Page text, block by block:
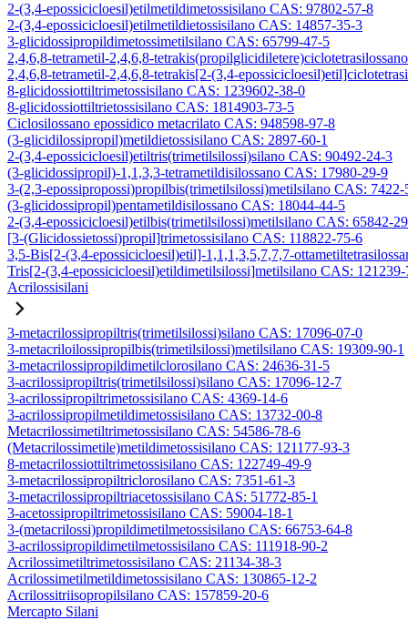
2-(3,4-epossicicloesil)etilmetildimetossisilano CAS: 97802-57-8
2-(3,4-epossicicloesil)etilmetildietossisilano CAS: 14857-35-3
3-glicidossipropildimetossimetilsilano CAS: 65799-47-5
2,4,6,8-tetrametil-2,4,6,8-
2,4,6,8-tetrametil-2,4,6,8-tetrakis[2-(3,4-
8-glicidossiottiltrimetossisilano CAS: 1239602-38-0
8-glicidossiottiltrietossisilano CAS: 1814903-73-5
Ciclosilossano epossidico metacrilato CAS: 948598-97-8
(3-glicidilossipropil)metildietossisilano CAS: 2897-60-1
2-(3,4-epossicicloesil)etiltris(trimetilsilossi)silano CAS: 90492-24-3
(3-glicidossipropil)-1,1,3,3-tetrametildisilossano CAS: 17980-29-9
3-(2,3-epossipropossi)propilbis(trimetilsilossi)metilsilano CAS: 7422-
(3-glicidossipropil)pentametildisilossano CAS: 18044-44-5
2-(3,4-epossicicloesil)etilbis(trimetilsilossi)metilsilano CAS: 65842-
[3-(Glicidossietossi)propil]trimetossisilano CAS: 118822-75-6
3,5-Bis[2-(3,4-epossicicloesil)etil]-1,1,1,3,5,7,7,7-
Tris[2-(3,4-epossicicloesil)etildimetilsilossi]metilsilano CAS: 121239-
Acrilossisilani
3-metacrilossipropiltris(trimetilsilossi)silano CAS: 17096-07-0
3-metacriloilossipropilbis(trimetilsilossi)metilsilano CAS: 19309-90-1
3-metacrilossipropildimetilclorosilano CAS: 24636-31-5
3-acrilossipropiltris(trimetilsilossi)silano CAS: 17096-12-7
3-acrilossipropiltrimetossisilano CAS: 4369-14-6
3-acrilossipropilmetildimetossisilano CAS: 13732-00-8
Metacrilossimetiltrimetossisilano CAS: 54586-78-6
(Metacrilossimetile)metildimetossisilano CAS: 121177-93-3
8-metacrilossiottiltrimetossisilano CAS: 122749-49-9
3-metacrilossipropiltriclorosilano CAS: 7351-61-3
3-metacrilossipropiltriacetossisilano CAS: 51772-85-1
3-acetossipropiltrimetossisilano CAS: 59004-18-1
3-(metacrilossi)propildimetilmetossisilano CAS: 66753-64-8
3-acrilossipropildimetilmetossisilano CAS: 111918-90-2
Acrilossimetiltrimetossisilano CAS: 21134-38-3
Acrilossimetilmetildimetossisilano CAS: 130865-12-2
Acrilossitriisopropilsilano CAS: 157859-20-6
Mercapto Silani